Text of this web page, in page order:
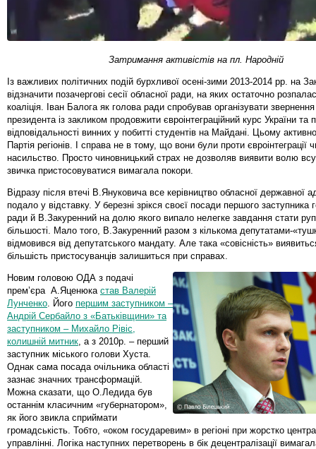
Затримання активістів на пл. Народній
Із важливих політичних подій бурхливої осені-зими 2013-2014 рр. на
відзначити позачергові сесії обласної ради, на яких остаточно
коаліція. Іван Балога як голова ради спробував організувати
президента із закликом продовжити євроінтеграційний курс України та
відповідальності винних у побитті студентів на Майдані. Цьому
Партія регіонів. І справа не в тому, що вони були проти євроінтеграції
насильство. Просто чиновницький страх не дозволяв виявити волю
звичка пристосовуватися вимагала покори.
Відразу після втечі В.Януковича все керівництво обласної державної
подало у відставку. У березні зрікся своєї посади першого заступника
ради й В.Закуренний на долю якого випало нелегке завдання стати
більшості. Мало того, В.Закуренний разом з кількома депутатами-
відмовився від депутатського мандату. Але така «совісність»
більшість пристосуванців залишиться при справах.
Новим головою ОДА з подачі
прем’єра А.Яценюка став Валерій
Лунченко . Його першим заступником –
Андрій Сербайло з «Батьківщини» та
заступником – Михайло Рівіс,
колишній митник , а з 2010р. – перший
заступник міського голови Хуста.
Однак сама посада очільника області
зазнає значних трансформацій.
Можна сказати, що О.Ледида був
останнім класичним «губернатором»,
як його звикла сприймати
громадськість. Тобто, «оком государевим» в регіоні при жорстко
управлінні. Логіка наступних перетворень в бік децентралізації